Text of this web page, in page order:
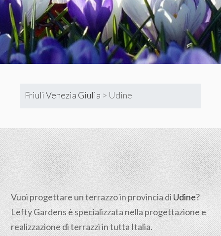
Friuli Venezia Giulia > Udine
Vuoi progettare un terrazzo in provincia diUdine?
Lefty Gardens è specializzata nella progettazione e
realizzazione di terrazzi in tutta Italia.